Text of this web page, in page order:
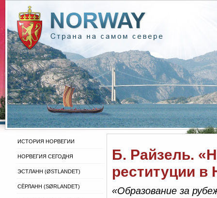
ИСТОРИЯ НОРВЕГИИ
НОРВЕГИЯ СЕГОДНЯ
ЭСТЛАНН (ØSTLANDET)
СЁРЛАНН (SØRLANDET)
Б. Райзель.
реституции в
«Образование за